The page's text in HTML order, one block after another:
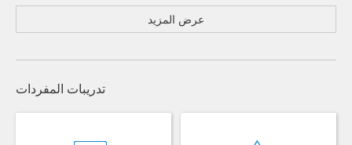
عرض المزيد
تدريبات المفردات